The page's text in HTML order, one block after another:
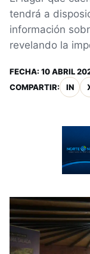
tendrá a
información
revelando la
FECHA: 10 ABRIL
COMPARTIR:
IN